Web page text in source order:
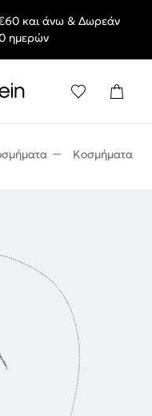
στις τιμές που θες.
και άνω & Δωρεάν
ημερών
Κοσμήματα